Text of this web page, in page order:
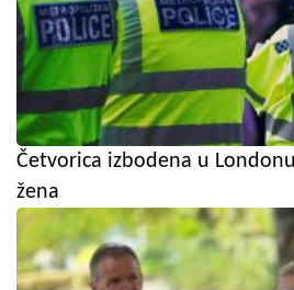
Četvorica izbodena u
žena